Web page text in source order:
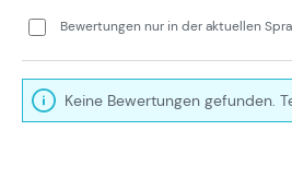
Bewertungen nur in der aktuellen
Keine Bewertungen gefunden.